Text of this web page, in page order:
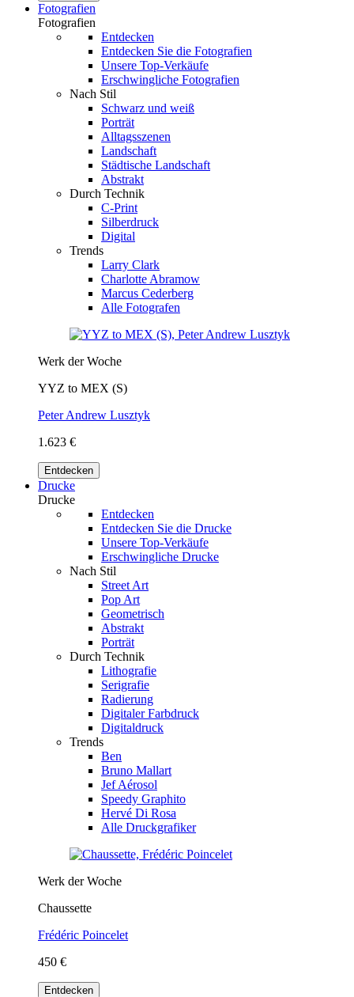
Fotografien
Fotografien
Entdecken
Entdecken Sie die Fotografien
Unsere Top-Verkäufe
Erschwingliche Fotografien
Nach Stil
Schwarz und weiß
Porträt
Alltagsszenen
Landschaft
Städtische Landschaft
Abstrakt
Durch Technik
C-Print
Silberdruck
Digital
Trends
Larry Clark
Charlotte Abramow
Marcus Cederberg
Alle Fotografen
Werk der Woche
YYZ to MEX (S)
Peter Andrew Lusztyk
1.623 €
Entdecken
Drucke
Drucke
Entdecken
Entdecken Sie die Drucke
Unsere Top-Verkäufe
Erschwingliche Drucke
Nach Stil
Street Art
Pop Art
Geometrisch
Abstrakt
Porträt
Durch Technik
Lithografie
Serigrafie
Radierung
Digitaler Farbdruck
Digitaldruck
Trends
Ben
Bruno Mallart
Jef Aérosol
Speedy Graphito
Hervé Di Rosa
Alle Druckgrafiker
Werk der Woche
Chaussette
Frédéric Poincelet
450 €
Entdecken